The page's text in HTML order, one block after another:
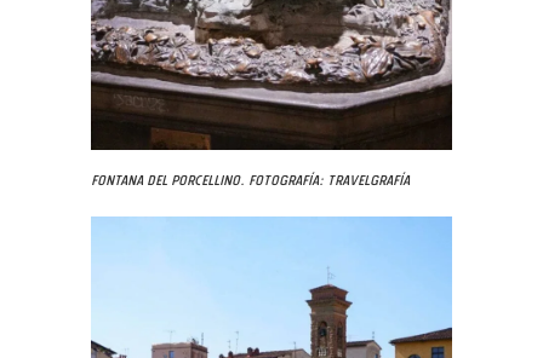
Fontana del Porcellino. Fotografía: Travelgrafía